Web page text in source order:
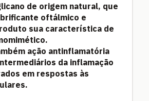
de origem natural, que
oftálmico e
sua característica de
ação antinflamatória
da inflamação
em respostas às